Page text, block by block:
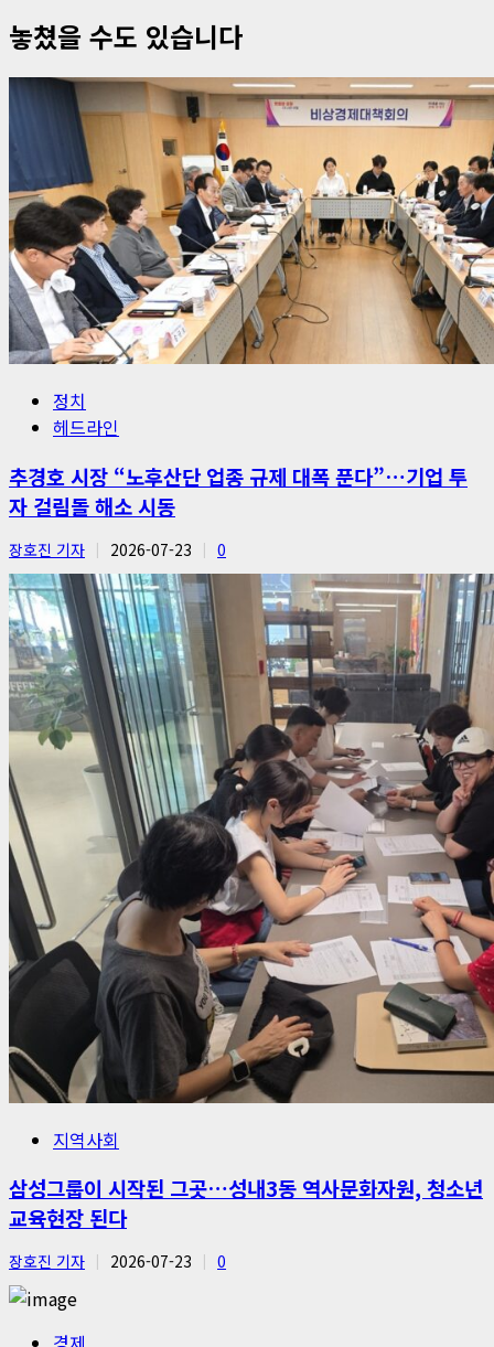
놓쳤을 수도 있습니다
정치
헤드라인
추경호 시장 “노후산단 업종 규제 대폭 푼다”…기업 투
자 걸림돌 해소 시동
장호진 기자 2026-07-23 0
지역사회
삼성그룹이 시작된 그곳…성내3동 역사문화자원, 청소년
교육현장 된다
장호진 기자 2026-07-23 0